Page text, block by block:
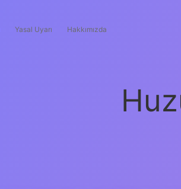
Yasal Uyarı Hakkımızda